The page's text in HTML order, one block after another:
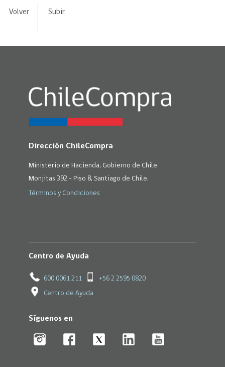
Volver Subir
Dirección ChileCompra
Ministerio de Hacienda, Gobierno de Chile
Monjitas 392 - Piso 8, Santiago de Chile.
Términos y Condiciones
Centro de Ayuda
600 0061 211 +56 2 2595 0820
Centro de Ayuda
Síguenos en